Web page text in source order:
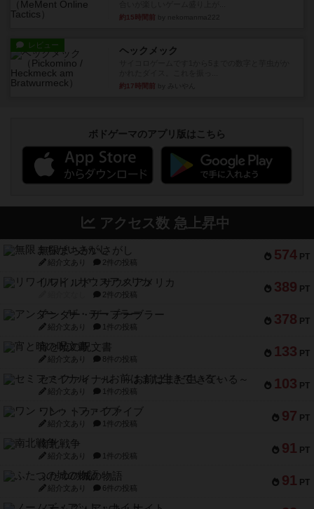
約15時間前
レビュー ヘックメック
約17時間前
ボドゲーマのアプリ版はこちら
アクセス数 急上昇中
574 PT
無限まちがいさがし
紹介文あり 2件の投稿
389 PT
リワイルド：サウスアメリカ
2件の投稿
378 PT
アンダー・ザ・テーブラー
紹介文あり 1件の投稿
133 PT
宵と暁の呪文書
紹介文あり 8件の投稿
103 PT
セミファイナル ～お前はまだ生きている～
紹介文あり 1件の投稿
97 PT
ワン・トゥ・ファイブ
紹介文あり 1件の投稿
91 PT
南北戦争
紹介文あり 1件の投稿
91 PT
ふたつの城の物語
紹介文あり 6件の投稿